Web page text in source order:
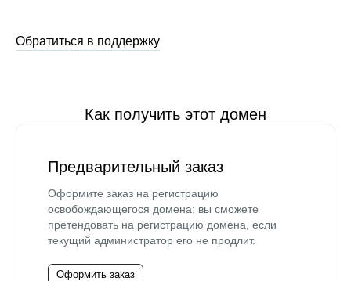
Обратиться в поддержку
Как получить этот домен
Предварительный заказ
Оформите заказ на регистрацию
освобождающегося домена: вы сможете
претендовать на регистрацию домена, если
текущий администратор его не продлит.
Оформить заказ